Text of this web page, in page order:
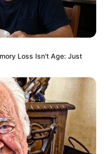
Loss Isn't Age: Just